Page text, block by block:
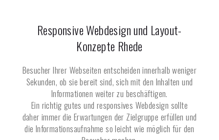
Responsive Webdesign und Layout-
Konzepte Rhede
Besucher Ihrer Webseiten entscheiden innerhalb weniger
Sekunden, ob sie bereit sind, sich mit den Inhalten und
Informationen weiter zu beschäftigen.
Ein richtig gutes und responsives Webdesign sollte
daher immer die Erwartungen der Zielgruppe erfüllen und
die Informationsaufnahme so leicht wie möglich für den